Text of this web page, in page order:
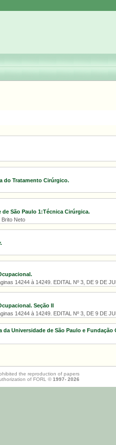
do Tratamento Cirúrgico.
São Paulo 1:Técnica Cirúrgica.
Neto
14244 à 14249. EDITAL Nº 3, DE 9 DE
Seção II
14244 à 14249. EDITAL Nº 3, DE 9 DE
Universidade de São Paulo e
the reproduction of papers
of FORL © 1997- 2026